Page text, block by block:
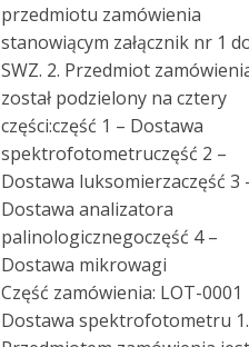
przedmiotu zamówienia
stanowiącym załącznik nr 1
SWZ. 2. Przedmiot
został podzielony na cztery
części:część 1 – Dostawa
spektrofotometruczęść 2 –
Dostawa luksomierzaczęść 3
Dostawa analizatora
palinologicznegoczęść 4 –
Dostawa mikrowagi
Część zamówienia: LOT-0001
Dostawa spektrofotometru 1.